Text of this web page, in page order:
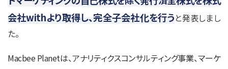
会社withより取得し、完全子会社化を行うと発表しまし
た。
Macbee Planetは、アナリティクスコンサルティング事業、マーケ